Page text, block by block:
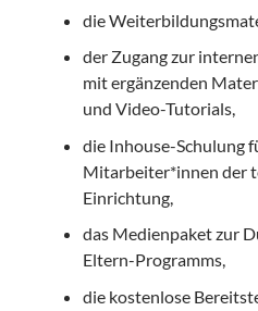
die
der Zugang zur
mit ergänzenden
und Video-Tutorials,
die Inhouse-Schulung
Mitarbeiter*innen der
Einrichtung,
das Medienpaket zur
Eltern-Programms,
die kostenlose